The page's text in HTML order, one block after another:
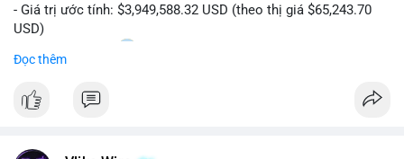
- Giá trị ước tính: $3,949,588.32 USD (theo thị giá $65,243.70
USD)
- Thời gian: 15:20
Nhận định phân tích:
Khối lượng 60.5 BTC trị giá gần 4 triệu USD được di chuyển
Đọc thêm